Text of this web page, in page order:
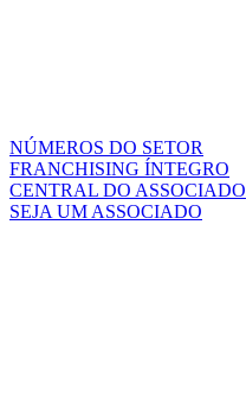
NÚMEROS DO SETOR
FRANCHISING ÍNTEGRO
CENTRAL DO ASSOCIADO
SEJA UM ASSOCIADO